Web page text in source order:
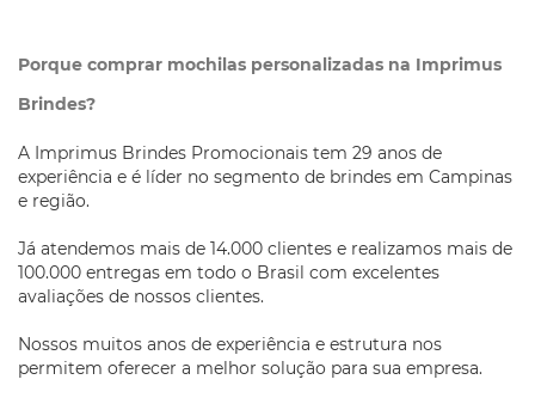
Porque comprar mochilas personalizadas na Imprimus
Brindes?
A Imprimus Brindes Promocionais tem 29 anos de
experiência e é líder no segmento de brindes em Campinas
e região.
Já atendemos mais de 14.000 clientes e realizamos mais de
100.000 entregas em todo o Brasil com excelentes
avaliações de nossos clientes.
Nossos muitos anos de experiência e estrutura nos
permitem oferecer a melhor solução para sua empresa.